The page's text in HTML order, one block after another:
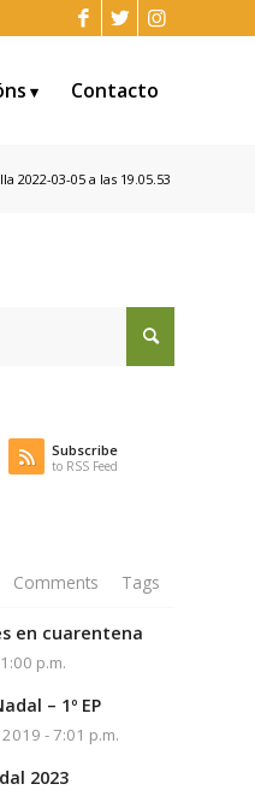
Contacto
2022-03-05 a las 19.05.53
Subscribe
to RSS Feed
Comments Tags
en cuarentena
p.m.
– 1º EP
- 7:01 p.m.
2023